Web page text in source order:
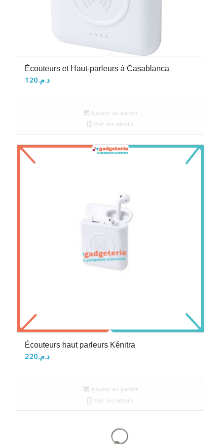
Écouteurs et Haut-parleurs à Casablanca
د.م.120
Ajouter au panier
Voir les détails
Écouteurs haut parleurs Kénitra
د.م.220
Ajouter au panier
Voir les détails